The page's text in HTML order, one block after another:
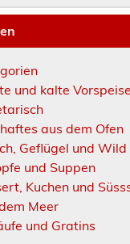
und kalte
aus dem Ofen
Geflügel und Wild
und Suppen
Kuchen und
Meer
und Gratins